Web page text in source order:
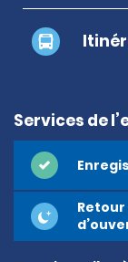
Services de